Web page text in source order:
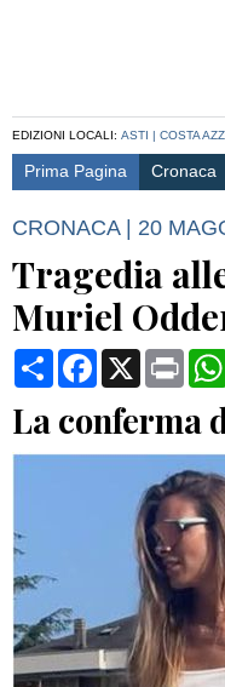
EDIZIONI LOCALI: ASTI | COSTA
Prima Pagina Cronaca
CRONACA| 20
Tragedia
Muriel
CondividiFacebook
X Print
La conferma